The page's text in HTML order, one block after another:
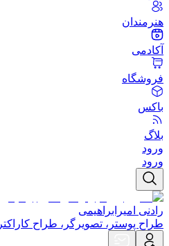
هنرمندان
آکادمی
فروشگاه
باکس
بلاگ
ورود
ورود
رادنی امیرابراهیمی
طراح پوستر، تصویرگر، طراح کاراکتر